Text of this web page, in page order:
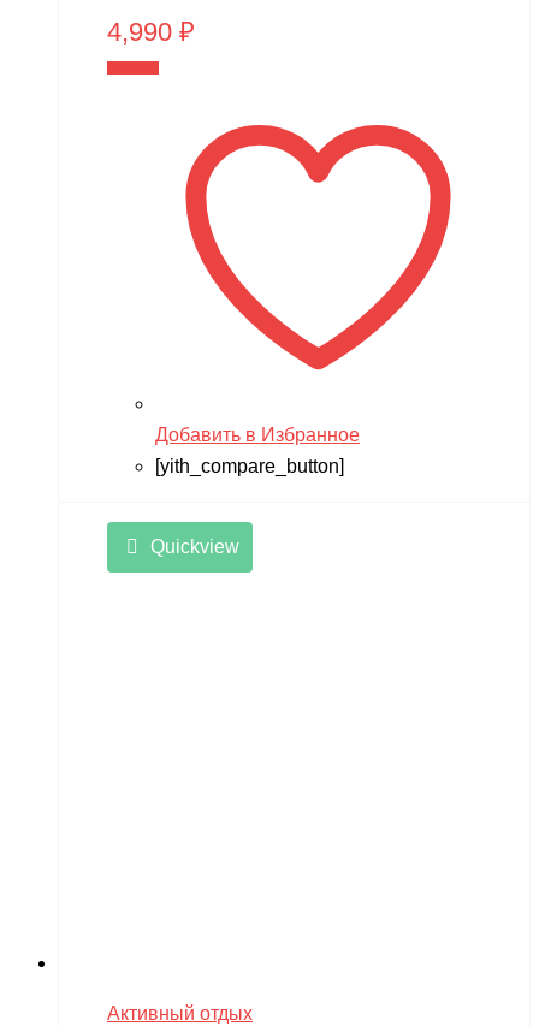
4,990 ₽
Добавить в Избранное
[yith_compare_button]
Quickview
Активный отдых